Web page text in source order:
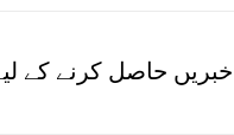
حاصل کرنے کے